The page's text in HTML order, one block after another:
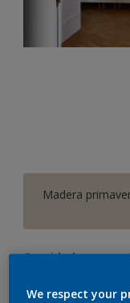
Madera
Cantidad
We respect your